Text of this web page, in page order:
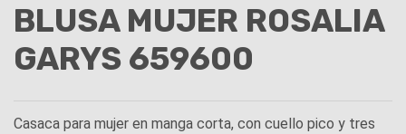
BLUSA MUJER ROSALIA
GARYS 659600
Casaca para mujer en manga corta, con cuello pico y tres